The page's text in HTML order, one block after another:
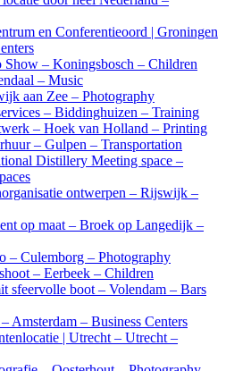
en Conferentieoord | Groningen
– Koningsbosch – Children
– Music
aan Zee – Photography
– Biddinghuizen – Training
– Hoek van Holland – Printing
– Gulpen – Transportation
Distillery Meeting space –
ontwerpen – Rijswijk –
op maat – Broek op Langedijk –
– Culemborg – Photography
– Eerbeek – Children
sfeervolle boot – Volendam – Bars
Amsterdam – Business Centers
| Utrecht – Utrecht –